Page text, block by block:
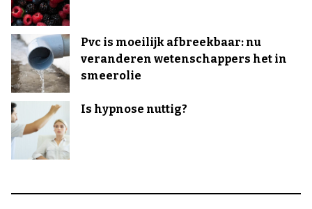
Pvc is moeilijk afbreekbaar: nu
veranderen wetenschappers het in
smeerolie
Is hypnose nuttig?